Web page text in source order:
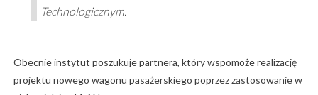
Technologicznym.
Obecnie instytut poszukuje partnera, który wspomoże realizację
projektu nowego wagonu pasażerskiego poprzez zastosowanie w